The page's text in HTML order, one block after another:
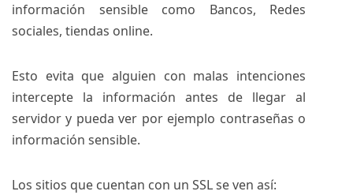
información sensible como Bancos, Redes
sociales, tiendas online.
Esto evita que alguien con malas intenciones
intercepte la información antes de llegar al
servidor y pueda ver por ejemplo contraseñas o
información sensible.
Los sitios que cuentan con un SSL se ven así: